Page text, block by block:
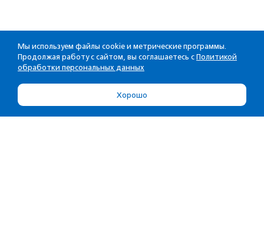
Мы используем файлы cookie и метрические программы.
Продолжая работу с сайтом, вы соглашаетесь с Политикой
обработки персональных данных
Хорошо